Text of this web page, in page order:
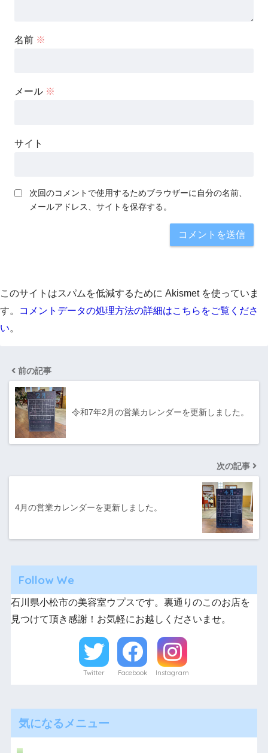
名前 ※
メール ※
サイト
次回のコメントで使用するためブラウザーに自分の名前、
メールアドレス、サイトを保存する。
このサイトはスパムを低減するために Akismet を使っていま
す。
コメントデータの処理方法の詳細はこちらをご覧くださ
い。
前の記事
令和7年2月の営業カレンダーを更新しました。
次の記事
4月の営業カレンダーを更新しました。
Follow We
石川県小松市の美容室ウプスです。裏通りのこのお店を
見つけて頂き感謝！お気軽にお越しくださいませ。
Twitter Facebook Instagram
気になるメニュー